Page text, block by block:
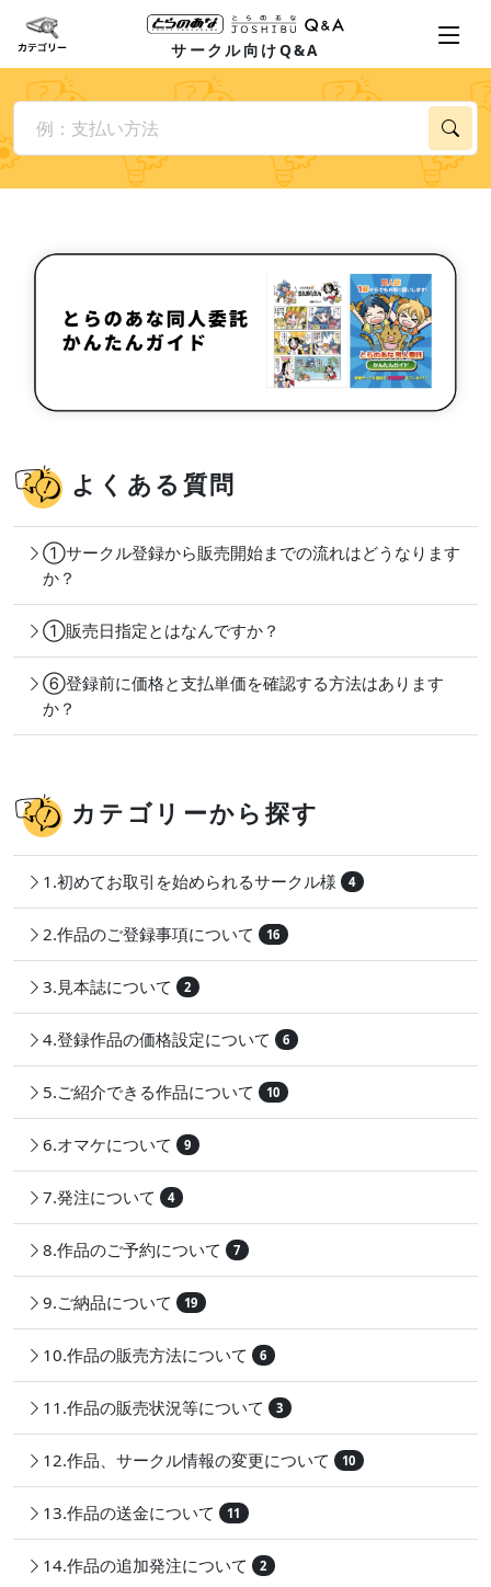
サークル向けQ&A
よくある質問
①サークル登録から販売開始までの流れはどうなります
か？
①販売日指定とはなんですか？
⑥登録前に価格と支払単価を確認する方法はあります
か？
カテゴリーから探す
1.初めてお取引を始められるサークル様 4
2.作品のご登録事項について 16
3.見本誌について 2
4.登録作品の価格設定について 6
5.ご紹介できる作品について 10
6.オマケについて 9
7.発注について 4
8.作品のご予約について 7
9.ご納品について 19
10.作品の販売方法について 6
11.作品の販売状況等について 3
12.作品、サークル情報の変更について 10
13.作品の送金について 11
14.作品の追加発注について 2